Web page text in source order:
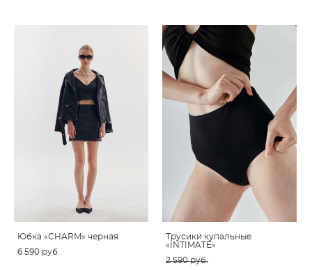
Юбка «CHARM» черная
6 590 pуб.
Трусики купальные
«INTIMATE»
2 590 pуб.